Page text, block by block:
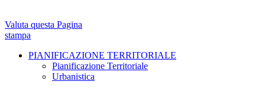
Valuta questa Pagina
stampa
PIANIFICAZIONE TERRITORIALE
Pianificazione Territoriale
Urbanistica